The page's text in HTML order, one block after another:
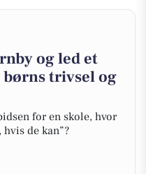
og led et
trivsel og
for en skole, hvor
de kan”?